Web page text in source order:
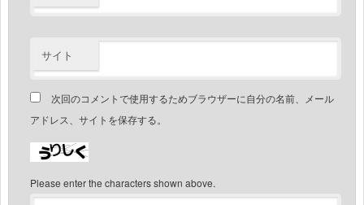
サイト
次回のコメントで使用するためブラウザーに自分の名前、メール
アドレス、サイトを保存する。
Please enter the characters shown above.